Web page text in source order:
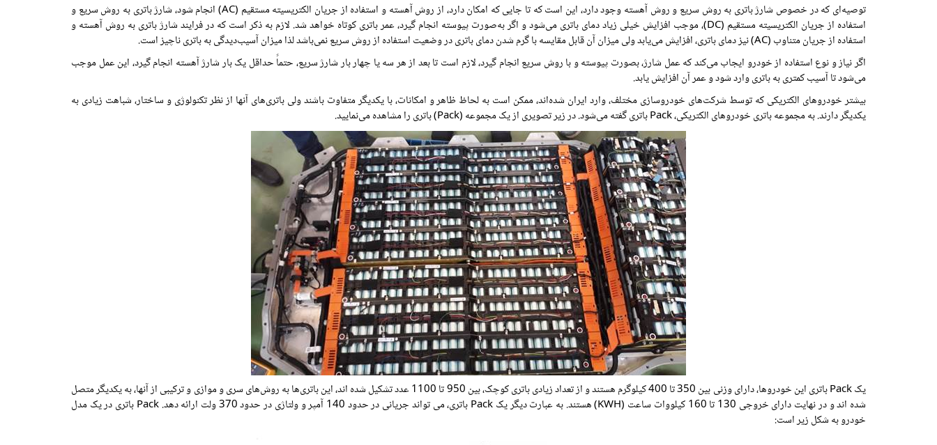
توصیه‌ای که در خصوص شارژ باتری به روش سریع و روش آهسته وجود دارد، این است که تا جایی که امکان دارد، از روش آهسته و استفاده از جریان الکتریسیته مستقیم (AC) انجام شود، شارژ باتری به روش سریع و
استفاده از جریان الکتریسیته مستقیم (DC)، موجب افزایش خیلی زیاد دمای باتری می‌شود و اگر به‌صورت پیوسته انجام گیرد، عمر باتری کوتاه خواهد شد. لازم به ذکر است که در فرایند شارژ باتری به روش آهسته و
استفاده از جریان متناوب (AC) نیز دمای باتری، افزایش می‌یابد ولی میزان آن قابل‌ مقایسه با گرم شدن دمای باتری در وضعیت استفاده از روش سریع نمی‌باشد لذا میزان آسیب‌دیدگی به باتری ناچیز است.
اگر نیاز و نوع استفاده از خودرو ایجاب می‌کند که عمل شارژ، بصورت پیوسته و با روش سریع انجام گیرد، لازم است تا بعد از هر سه یا چهار بار شارژ سریع، حتماً حداقل یک‌ بار شارژ آهسته انجام گیرد، این عمل موجب
می‌شود تا آسیب کمتری به باتری وارد شود و عمر آن افزایش یابد.
بیشتر خودروهای الکتریکی که توسط شرکت‌های خودروسازی مختلف، وارد ایران شده‌اند، ممکن است به لحاظ ظاهر و امکانات، با یکدیگر متفاوت باشند ولی باتری‌های آنها از نظر تکنولوژی و ساختار، شباهت زیادی به
یکدیگر دارند. به مجموعه باتری خودروهای الکتریکی، Pack باتری گفته می‌شود. در زیر تصویری از یک مجموعه (Pack) باتری را مشاهده می‌نمایید.
یک Pack باتری این خودروها، دارای وزنی بین 350 تا 400 کیلوگرم هستند و از تعداد زیادی باتری کوچک، بین 950 تا 1100 عدد تشکیل شده اند، این باتری‌ها به روش‌های سری و موازی و ترکیبی از آنها، به یکدیگر متصل
شده اند و در نهایت دارای خروجی 130 تا 160 کیلووات ساعت (KWH) هستند. به عبارت دیگر یک Pack باتری، می تواند جریانی در حدود 140 آمپر و ولتاژی در حدود 370 ولت ارائه دهد. Pack باتری در یک مدل
خودرو به شکل زیر است: